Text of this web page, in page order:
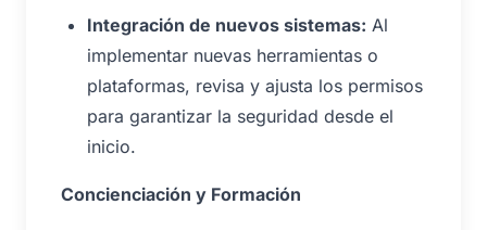
Integración de nuevos sistemas: Al
implementar nuevas herramientas o
plataformas, revisa y ajusta los permisos
para garantizar la seguridad desde el
inicio.
Concienciación y Formación